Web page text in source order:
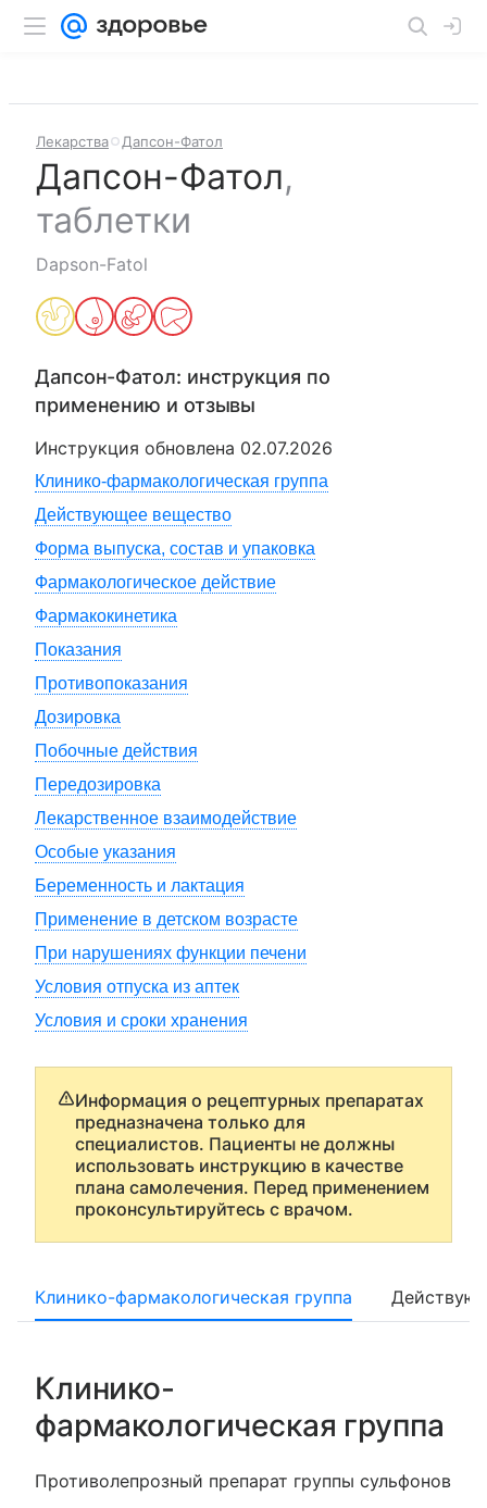
Лекарства Дапсон-Фатол
Дапсон-Фатол,
таблетки
Dapson-Fatol
Дапсон-Фатол: инструкция по
применению и отзывы
Инструкция обновлена 02.07.2026
Клинико-фармакологическая группа
Действующее вещество
Форма выпуска, состав и упаковка
Фармакологическое действие
Фармакокинетика
Показания
Противопоказания
Дозировка
Побочные действия
Передозировка
Лекарственное взаимодействие
Особые указания
Беременность и лактация
Применение в детском возрасте
При нарушениях функции печени
Условия отпуска из аптек
Условия и сроки хранения
Информация о рецептурных препаратах
предназначена только для
специалистов. Пациенты не должны
использовать инструкцию в качестве
плана самолечения. Перед применением
проконсультируйтесь с врачом.
Клинико-фармакологическая группа
Клинико-
фармакологическая группа
Противолепрозный препарат группы сульфонов